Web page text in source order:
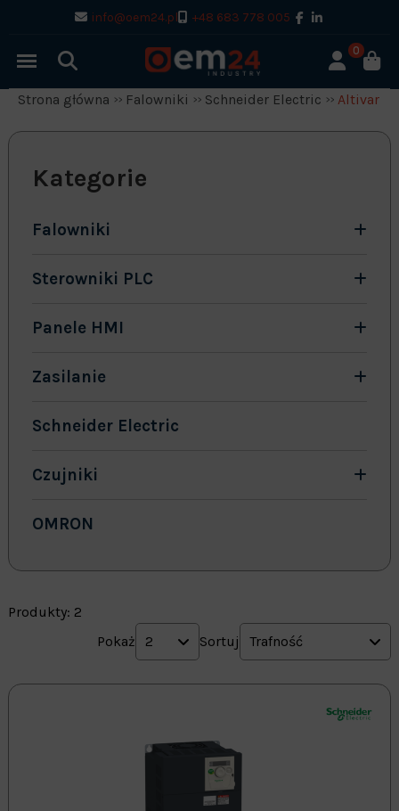
info@oem24.pl +48 683 778 005
0
Strona główna Falowniki Schneider Electric Altivar
Produkty: 2
Pokaż
2 Sortuj Trafność
Kategorie
Falowniki
Sterowniki PLC
Panele HMI
Zasilanie
Schneider Electric
Czujniki
OMRON